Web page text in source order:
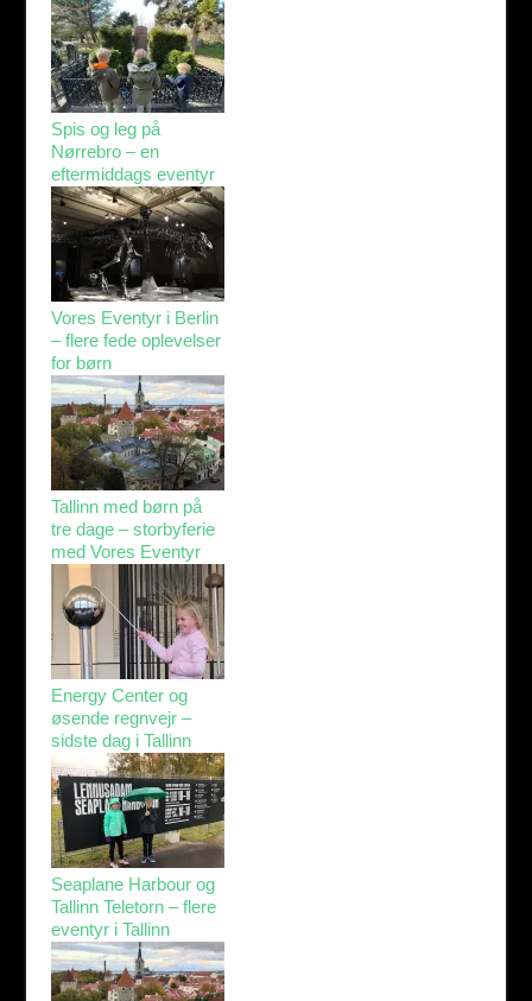
Spis og leg på
Nørrebro – en
eftermiddags eventyr
Vores Eventyr i Berlin
– flere fede oplevelser
for børn
Tallinn med børn på
tre dage – storbyferie
med Vores Eventyr
Energy Center og
øsende regnvejr –
sidste dag i Tallinn
Seaplane Harbour og
Tallinn Teletorn – flere
eventyr i Tallinn